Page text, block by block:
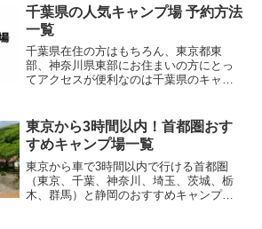
えながら詳細をレポートします。
千葉県の人気キャンプ場 予約方法
一覧
千葉県在住の方はもちろん、東京都東
部、神奈川県東部にお住まいの方にとっ
てアクセスが便利なのは千葉県のキャン
きるかどうか、電話予約のみなのかどう
かの一覧つきでご紹介します。
東京から3時間以内！首都圏おす
すめキャンプ場一覧
東京から車で3時間以内で行ける首都圏
（東京、千葉、神奈川、埼玉、茨城、栃
木、群馬）と静岡のおすすめキャンプ場